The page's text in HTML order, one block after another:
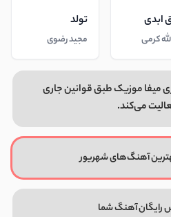
ابدی
کرمی
تولد
مجید رضوی
میفا موزیک طبق قوانین جاری
می‌کند.
آهنگ‌های شهریور
رایگان آهنگ شما